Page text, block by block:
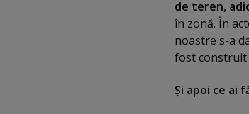
de teren,
în zonă. În
noastre s-a
fost construit
Şi apoi ce ai